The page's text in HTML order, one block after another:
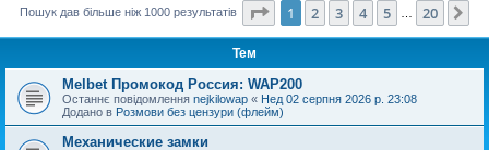
Пошук дав більше ніж 1000 результатів Сторінка 1 20
1 2 3 4 5 20
Тем
Melbet Промокод Россия: WAP200
Останнє повідомлення nejkilowap « Нед 02 серпня 2026 р. 23:08
Додано в Розмови без цензури (флейм)
Механические замки